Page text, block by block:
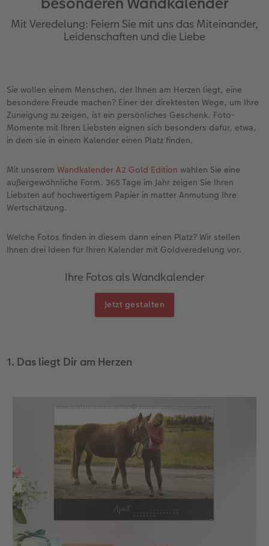
Erinnerungstasche
Personalisierter Schuber
Inspiration
Jahrbuch
Kundenbeispiele
Fotobuch für Anfänger
Fotobuch erstellen
Fotocollage
hexxas
Alu Dibond
Gallery Print
Mehrteiler
Ideen zur Wandgestaltung
Neuheiten
Fotosets
Fotosticker
Premium Poster
Rahmen
Bestellwege
CEWE myPhotos
Neuheiten
Sofortfotos
Sofortsticker
Sofortfotos mit Text
Sofortfotos mit Design
Sofortfotogrußkarten
Sofortfotocollagen
Retro Minis
Fototassen
Emaille Becher
Dekoration
Schule & Büro
Art Prints
Foto-Geschenkbox
Neuheiten
Babykarten
Geburtskarten
Postkarten
Fotokarten
Bestellwege
Weitere Anlässe
Neuheiten
Silikonhüllen
Handykette
Lederhüllen
Holzhüllen
Mit Design
Inspiration
Wandkalender Fineline
Kundenbeispiele
Bestellwege
Designvorlagen
Gestaltungsideen
Neuheiten
für Männer
für Frauen
für Kinder
für Großeltern
Einfach & schnell gestaltet
CEWE myPhotos
Baby
Erste Schritte
Gestaltungsideen
Fotobuch für Anfänger
Videotutorials
Fototipps
CEWE Magazin
Neue Funktionen
Erste Schritte
Videotutorials
Mit Veredelung: Feiern Sie mit uns das Miteinander,
Leidenschaften und die Liebe
Sie wollen einem Menschen, der Ihnen am Herzen liegt, eine
besondere Freude machen? Einer der direktesten Wege, um Ihre
Zuneigung zu zeigen, ist ein persönliches Geschenk. Foto-
Momente mit Ihren Liebsten eignen sich besonders dafür, etwa,
in dem sie in einem Kalender einen Platz finden.
Mit unseremWandkalender A2 Gold Edition wählen Sie eine
außergewöhnliche Form. 365 Tage im Jahr zeigen Sie Ihren
Liebsten auf hochwertigem Papier in matter Anmutung Ihre
Wertschätzung.
Welche Fotos finden in diesem dann einen Platz? Wir stellen
Ihnen drei Ideen für Ihren Kalender mit Goldveredelung vor.
Ihre Fotos als Wandkalender
Jetzt gestalten
1. Das liegt Dir am Herzen